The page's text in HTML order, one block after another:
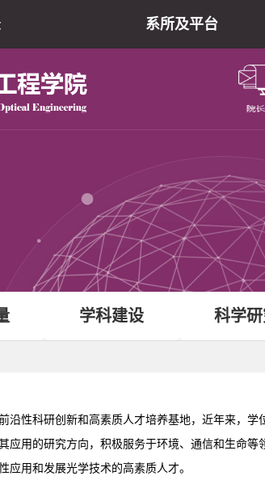
系所及平台
电子信息实验教学中心
原网站
学科建设 科学
沿性科研创新和高素质人才培养基地，近年来，学
应用的研究方向，积极服务于环境、通信和生命等
应用和发展光学技术的高素质人才。